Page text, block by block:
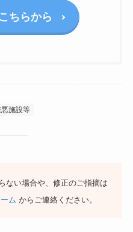
ちらから
施設等
ない場合や、修正のご指摘は
ム からご連絡ください。